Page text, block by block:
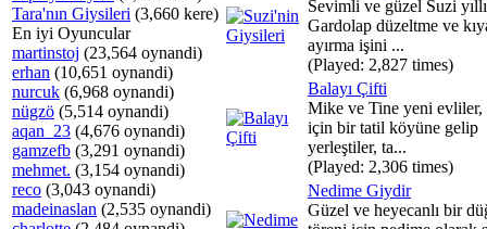
Tara'nın Giysileri (3,660 kere)
En iyi Oyuncular
martinstoj (23,564 oynandi)
erhan (10,651 oynandi)
nurcuk (6,968 oynandi)
nügzö (5,514 oynandi)
aqan_23 (4,676 oynandi)
gamzefb (3,291 oynandi)
mehmet. (3,154 oynandi)
reco (3,043 oynandi)
madeinaslan (2,535 oynandi)
Sevimli ve güzel Suzi
Gardolap düzeltme ve
ayırma işini ...
(Played: 2,827 times)
Balayı Çifti
Mike ve Tine yeni evliler,
için bir tatil köyüne gelip
yerleştiler, ta...
(Played: 2,306 times)
Nedime Giydir
Güzel ve heyecanlı bir